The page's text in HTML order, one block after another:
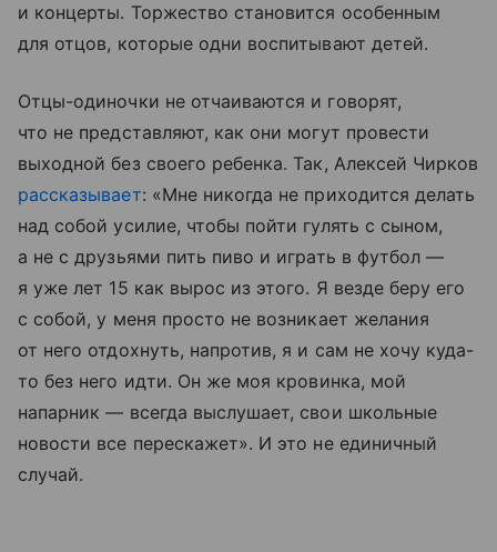
и концерты. Торжество становится особенным
для отцов, которые одни воспитывают детей.
Отцы-одиночки не отчаиваются и говорят,
что не представляют, как они могут провести
выходной без своего ребенка. Так, Алексей Чирков
рассказывает: «Мне никогда не приходится делать
над собой усилие, чтобы пойти гулять с сыном,
а не с друзьями пить пиво и играть в футбол —
я уже лет 15 как вырос из этого. Я везде беру его
с собой, у меня просто не возникает желания
от него отдохнуть, напротив, я и сам не хочу куда-
то без него идти. Он же моя кровинка, мой
напарник — всегда выслушает, свои школьные
новости все перескажет». И это не единичный
случай.